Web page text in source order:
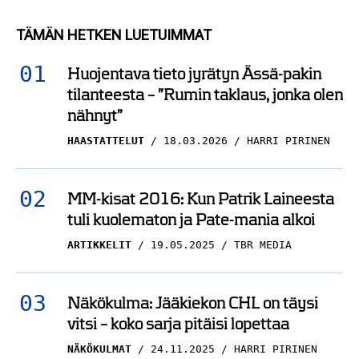
TÄMÄN HETKEN LUETUIMMAT
Huojentava tieto jyrätyn Ässä-pakin
tilanteesta – ”Rumin taklaus, jonka olen
nähnyt”
HAASTATTELUT 18.03.2026 HARRI PIRINEN
MM-kisat 2016: Kun Patrik Laineesta
tuli kuolematon ja Pate-mania alkoi
ARTIKKELIT 19.05.2025 TBR MEDIA
Näkökulma: Jääkiekon CHL on täysi
vitsi – koko sarja pitäisi lopettaa
NÄKÖKULMAT 24.11.2025 HARRI PIRINEN